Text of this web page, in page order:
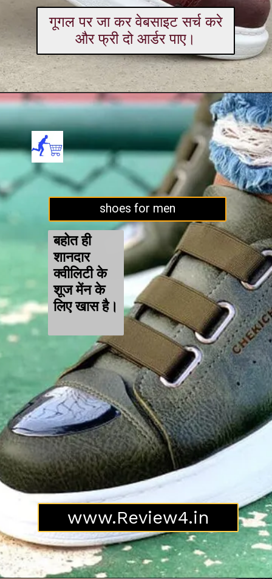
गूगल पर जा कर वेबसाइट सर्च करे
और फ्री दो आर्डर पाए।
www.Review4.in
shoes for men
बहोत ही
शानदार
क्वीलिटी के
शूज मेंन के
लिए खास है।